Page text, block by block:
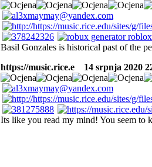
Basil Gonzales is historical past of the
https://music.rice.e
14 srpnja 2020
Its like you read my mind! You seem to